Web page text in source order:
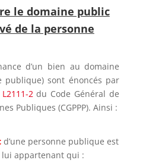
le domaine public
de la personne
d’un bien au domaine
publique) sont énoncés par
L2111-2du Code Général de
Publiques (CGPPP). Ainsi :
d’une personne publique est
appartenant qui :